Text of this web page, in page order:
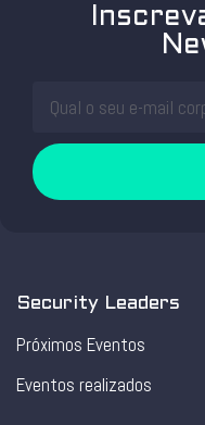
Security Leaders
Próximos Eventos
Eventos realizados